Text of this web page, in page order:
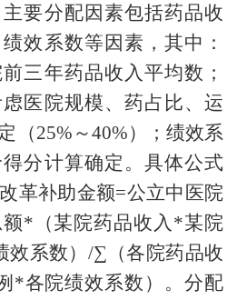
要分配因素包括药品收
效系数等因素，其中：
三年药品收入平均数；
医院规模、药占比、运
（25% ～40%）；绩效系
分计算确定。具体公式
革补助金额=公立中医院
* （某院药品收入 *某院
效系数） /∑（各院药品收
*各院绩效系数 ） 。分配